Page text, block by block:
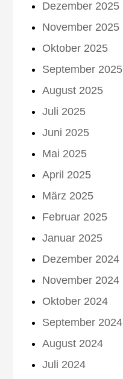
Dezember 2025
November 2025
Oktober 2025
September 2025
August 2025
Juli 2025
Juni 2025
Mai 2025
April 2025
März 2025
Februar 2025
Januar 2025
Dezember 2024
November 2024
Oktober 2024
September 2024
August 2024
Juli 2024